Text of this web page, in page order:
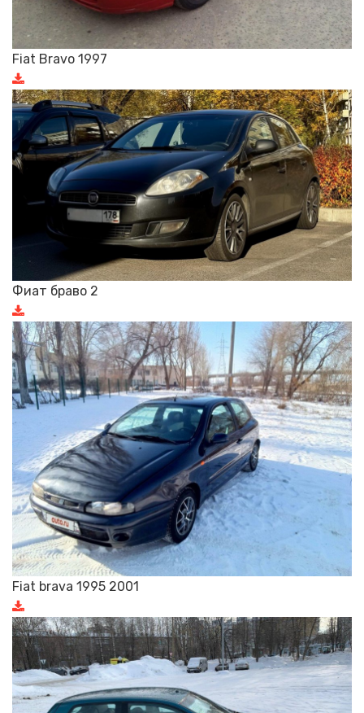
Fiat Bravo 1997
Фиат браво 2
Fiat brava 1995 2001